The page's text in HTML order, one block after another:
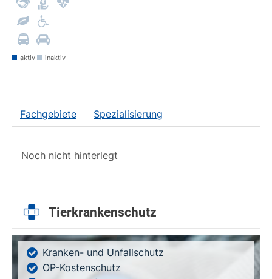
aktiv inaktiv
Fachgebiete Spezialisierung
Noch nicht hinterlegt
Tierkrankenschutz
Kranken- und Unfallschutz
OP-Kostenschutz